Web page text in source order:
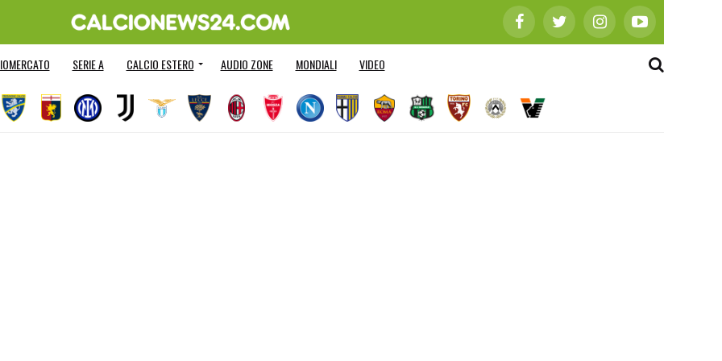
SERIE A CALCIO ESTERO AUDIO ZONE MONDIALI VIDEO